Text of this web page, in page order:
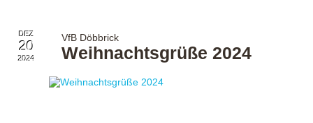
DEZ
20
2024
VfB Döbbrick
Weihnachtsgrüße 2024